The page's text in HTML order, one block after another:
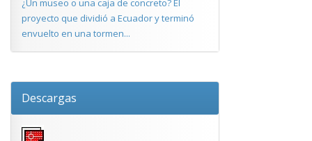
¿Un museo o una caja de concreto? El
proyecto que dividió a Ecuador y terminó
envuelto en una tormen...
Descargas